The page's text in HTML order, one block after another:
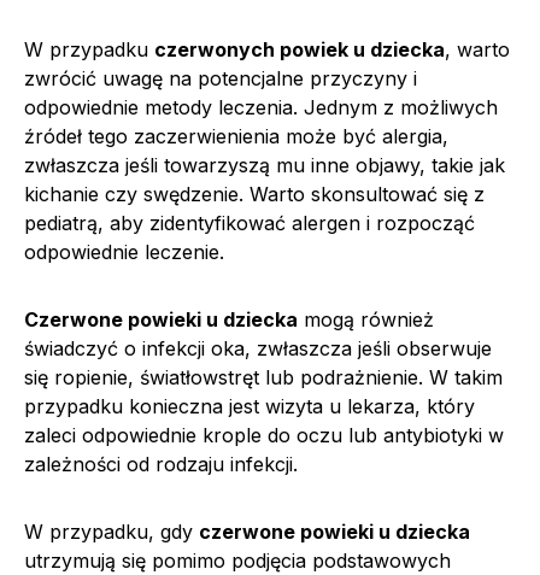
W przypadku czerwonych powiek u dziecka, warto
zwrócić uwagę na potencjalne przyczyny i
odpowiednie metody leczenia. Jednym z możliwych
źródeł tego zaczerwienienia może być alergia,
zwłaszcza jeśli towarzyszą mu inne objawy, takie jak
kichanie czy swędzenie. Warto skonsultować się z
pediatrą, aby zidentyfikować alergen i rozpocząć
odpowiednie leczenie.
Czerwone powieki u dziecka mogą również
świadczyć o infekcji oka, zwłaszcza jeśli obserwuje
się ropienie, światłowstręt lub podrażnienie. W takim
przypadku konieczna jest wizyta u lekarza, który
zaleci odpowiednie krople do oczu lub antybiotyki w
zależności od rodzaju infekcji.
W przypadku, gdy czerwone powieki u dziecka
utrzymują się pomimo podjęcia podstawowych